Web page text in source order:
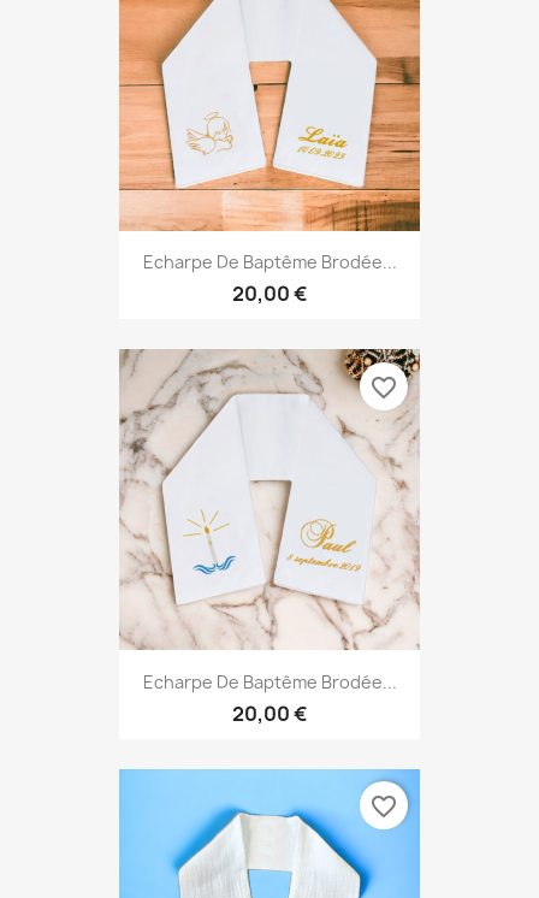
Echarpe De Baptême Brodée...
20,00 €
Echarpe De Baptême Brodée...
20,00 €
favorite_border
favorite_border